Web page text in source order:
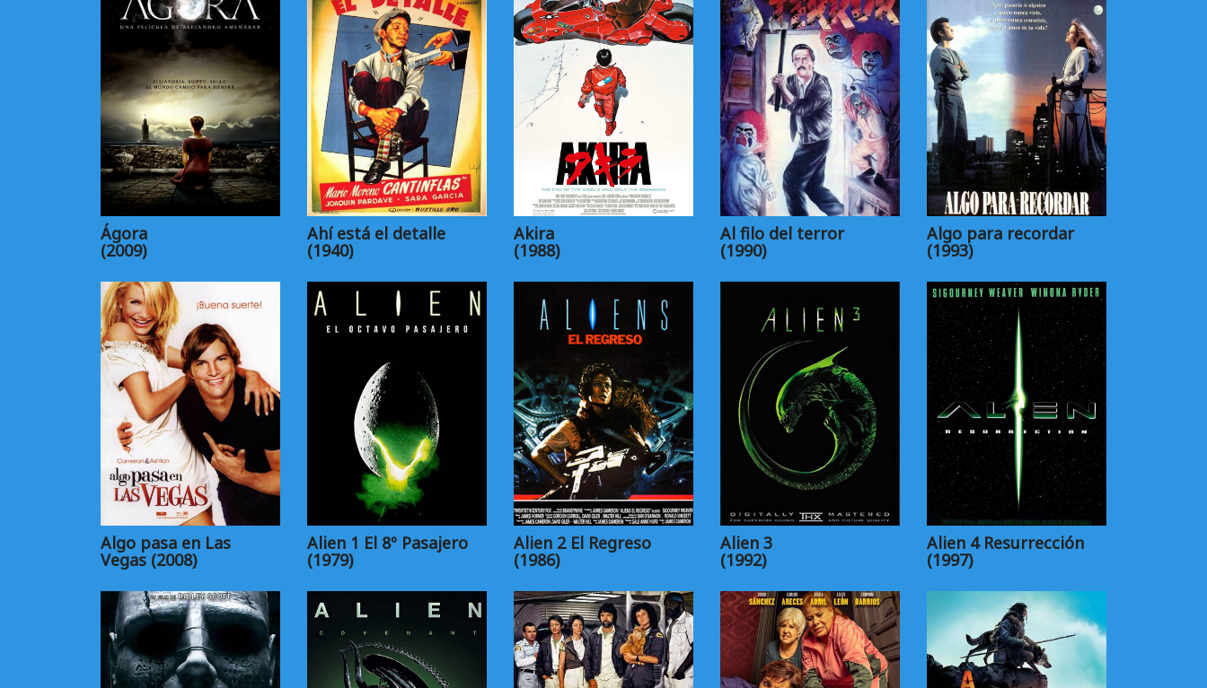
Ágora
(2009)
Ahí está el detalle
(1940)
Akira
(1988)
Al filo del terror
(1990)
Algo para recordar
(1993)
Algo pasa en Las
Vegas (2008)
Alien 1 El 8º Pasajero
(1979)
Alien 2 El Regreso
(1986)
Alien 3
(1992)
Alien 4 Resurrección
(1997)